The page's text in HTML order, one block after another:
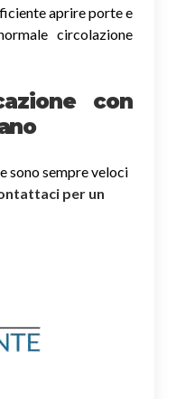
aprire porte e
circolazione
con
sono sempre veloci
per un